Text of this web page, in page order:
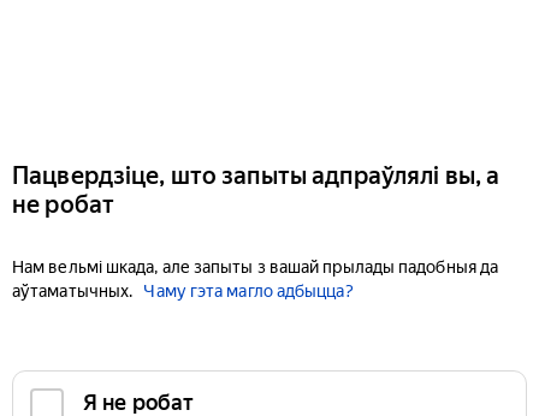
Пацвердзіце, што запыты адпраўлялі вы, а
не робат
Нам вельмі шкада, але запыты з вашай прылады падобныя да
аўтаматычных.
Чаму гэта магло адбыцца?
Я не робат